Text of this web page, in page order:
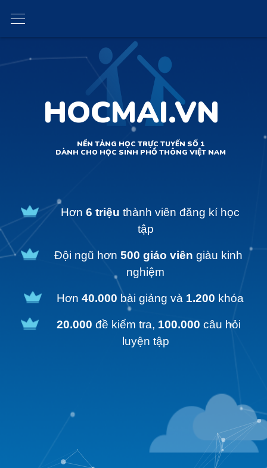
HOCMAI.VN
NỀN TẢNG HỌC TRỰC TUYẾN SỐ 1
DÀNH CHO HỌC SINH PHỔ THÔNG VIỆT NAM
Hơn 6 triệu thành viên đăng kí học
tập
Đội ngũ hơn 500 giáo viên giàu kinh
nghiệm
Hơn 40.000 bài giảng và 1.200 khóa
20.000 đề kiểm tra, 100.000 câu hỏi
luyện tập